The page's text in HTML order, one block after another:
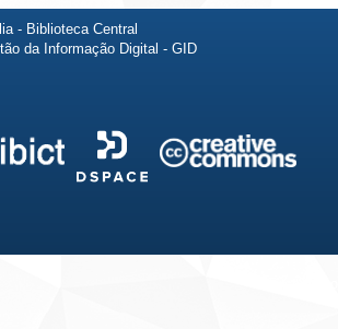
- Biblioteca Central
da Informação Digital - GID